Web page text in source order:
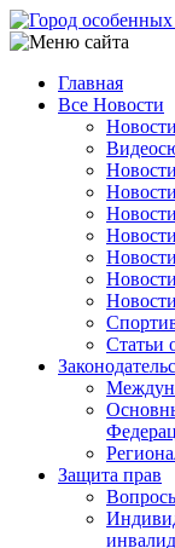
Перейти
к
содержанию
Main
navigation
Главная
Все Новости
Новости
Статьи
Защита прав